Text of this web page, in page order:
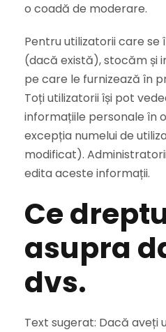
o coadă de moderare.
Pentru utilizatorii care se
(dacă există), stocăm și
pe care le furnizează în
Toți utilizatorii își pot
informațiile personale în
excepția numelui de
modificat).
edita aceste informații.
Ce
asupra
dvs.
Text sugerat: Dacă aveți